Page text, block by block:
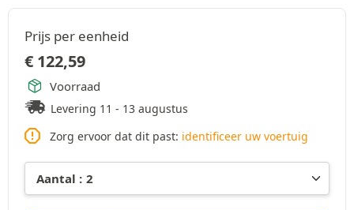
Prijs per eenheid
€ 122,59
Voorraad
Levering 11 - 13 augustus
Zorg ervoor dat dit past: identificeer uw voertuig